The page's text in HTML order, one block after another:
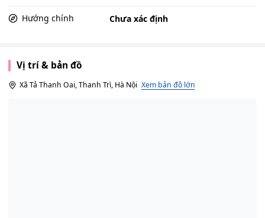
Hướng chính Chưa xác định
Vị trí & bản đồ
Xã Tả Thanh Oai, Thanh Trì, Hà Nội Xem bản đồ lớn